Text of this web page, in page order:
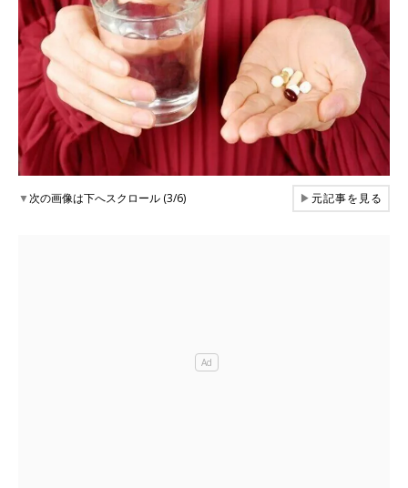
▼次の画像は下へスクロール (3/6) ▶元記事を見る